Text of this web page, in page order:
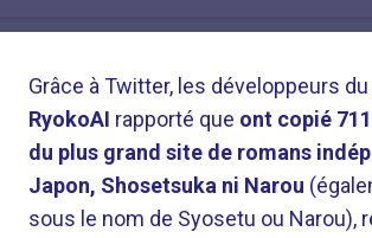
Grâce à Twitter, les développeurs
RyokoAI rapporté que ont copié
du plus grand site de romans
Japon, Shosetsuka ni Narou
sous le nom de Syosetu ou Narou),